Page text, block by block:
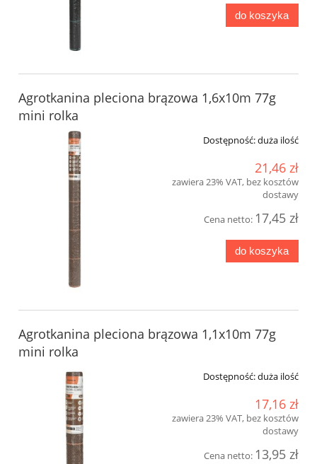
do koszyka
Agrotkanina pleciona brązowa 1,6x10m 77g
mini rolka
Dostępność:duża ilość
21,46 zł
zawiera 23% VAT, bez kosztów
dostawy
Cena netto: 17,45 zł
do koszyka
Agrotkanina pleciona brązowa 1,1x10m 77g
mini rolka
Dostępność:duża ilość
17,16 zł
zawiera 23% VAT, bez kosztów
dostawy
Cena netto: 13,95 zł